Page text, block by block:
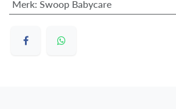
Merk: Swoop Babycare